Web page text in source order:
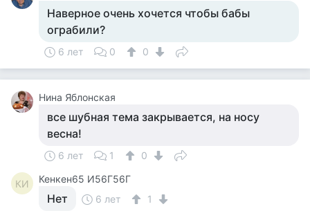
Наверное очень хочется чтобы бабы
ограбили?
6 лет 0 0
Нина Яблонская
все шубная тема закрывается, на носу
весна!
6 лет 1 0
КИ Кенкен65 И56Г56Г
Нет 6 лет 1